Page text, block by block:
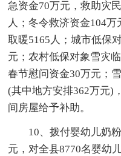
急资金70万元，救助灾
人；冬令救济资金104
取暖5165人；城市低保
元；农村低保对象雪灾
春节慰问资金30万元；
(其中地方安排362万元)
间房屋给予补助。
10、拨付婴幼儿奶
元，对全县8770名婴幼